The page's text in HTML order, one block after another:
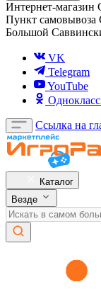
Интернет-магазин
Пункт самовывоза
Большой
VK
Telegram
YouTube
Ссылка на
Каталог
Везде